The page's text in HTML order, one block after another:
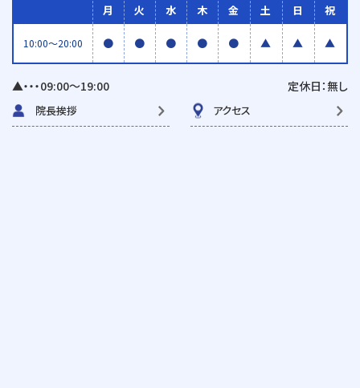
月 火 水 木 金 土 日 祝
10:00〜20:00 ● ● ● ● ● ▲ ▲ ▲
▲・・・09:00〜19:00 定休日：無し
院長挨拶 アクセス